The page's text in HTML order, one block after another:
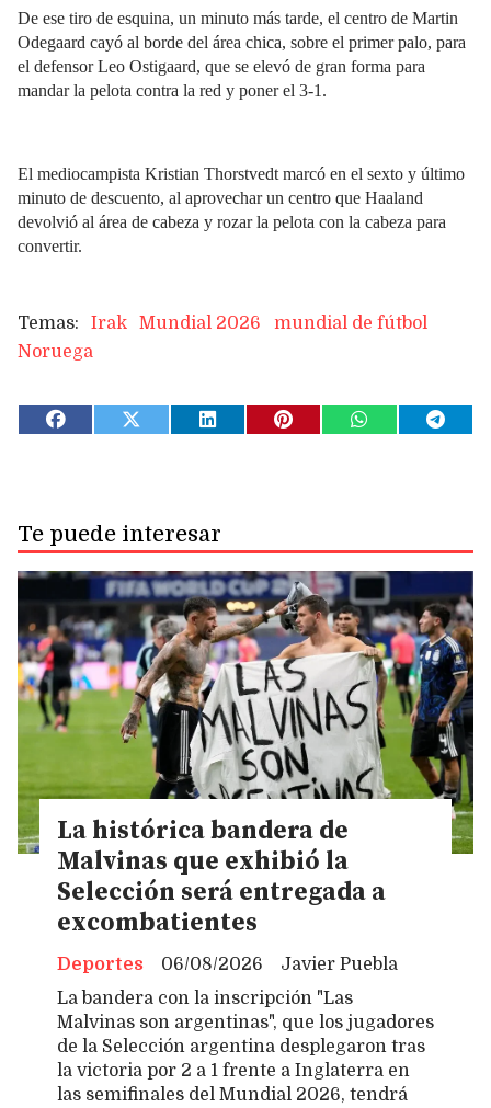
De ese tiro de esquina, un minuto más tarde, el centro de Martin
Odegaard cayó al borde del área chica, sobre el primer palo, para
el defensor Leo Ostigaard, que se elevó de gran forma para
mandar la pelota contra la red y poner el 3-1.
El mediocampista Kristian Thorstvedt marcó en el sexto y último
minuto de descuento, al aprovechar un centro que Haaland
devolvió al área de cabeza y rozar la pelota con la cabeza para
convertir.
Irak Mundial 2026
mundial de fútbol
Noruega
Te puede interesar
La histórica bandera de
Malvinas que exhibió la
Selección será entregada a
excombatientes
Javier Puebla
Deportes
06/08/2026
La bandera con la inscripción "Las
Malvinas son argentinas", que los jugadores
de la Selección argentina desplegaron tras
la victoria por 2 a 1 frente a Inglaterra en
las semifinales del Mundial 2026, tendrá